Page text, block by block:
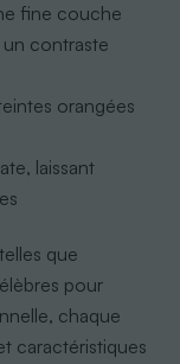
fine couche
contraste
orangées
laissant
telles que
pour
chaque
caractéristiques